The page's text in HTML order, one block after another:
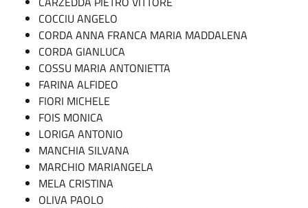
COCCIU ANGELO
CORDA ANNA FRANCA MARIA MADDALENA
CORDA GIANLUCA
COSSU MARIA ANTONIETTA
FARINA ALFIDEO
FIORI MICHELE
FOIS MONICA
LORIGA ANTONIO
MANCHIA SILVANA
MARCHIO MARIANGELA
MELA CRISTINA
OLIVA PAOLO